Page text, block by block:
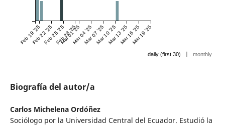
Feb 19 '25Feb 22 '25Feb 25 '25Feb 28 '25
Mar 01 '25Mar 04 '25Mar 07 '25Mar 10 '25Mar 13 '25Mar 16 '25Mar 19 '25
daily (first 30) | monthly
Biografía del autor/a
Carlos Michelena Ordóñez
Sociólogo por la Universidad Central del Ecuador. Estudió la